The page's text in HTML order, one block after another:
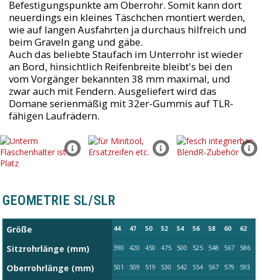
Befestigungspunkte am Oberrohr. Somit kann dort
neuerdings ein kleines Täschchen montiert werden,
wie auf langen Ausfahrten ja durchaus hilfreich und
beim Graveln gang und gäbe.
Auch das beliebte Staufach im Unterrohr ist wieder
an Bord, hinsichtlich Reifenbreite bleibt's bei den
vom Vorgänger bekannten 38 mm maximal, und
zwar auch mit Fendern. Ausgeliefert wird das
Domane serienmäßig mit 32er-Gummis auf TLR-
fähigen Laufrädern.
GEOMETRIE SL/SLR
Größe 44 47 50 52 54 56 58 60 62
Sitzrohrlänge (mm) 390 420 450 475 500 525 548 567 586
Oberrohrlänge (mm) 501 509 519 530 542 554 567 579 593